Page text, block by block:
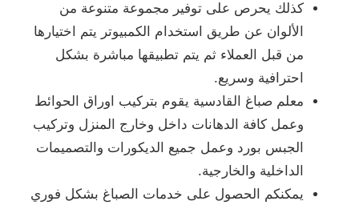
كذلك يحرص على توفير مجموعة متنوعة من
الألوان عن طريق استخدام الكمبيوتر يتم اختيارها
من قبل العملاء ثم يتم تطبيقها مباشرة بشكل
احترافية وسريع.
معلم صباغ القادسية يقوم بتركيب اوراق الحوائط
وعمل كافة الدهانات داخل وخارج المنزل وتركيب
الجبس بورد وعمل جميع الديكورات والتصميمات
الداخلية والخارجية.
يمكنكم الحصول على خدمات الصباغ بشكل فوري